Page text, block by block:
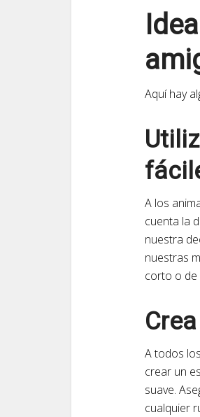
Aquí hay
A los
cuenta la
nuestra
nuestras
corto o de
A todos
crear un
suave.
cualquier